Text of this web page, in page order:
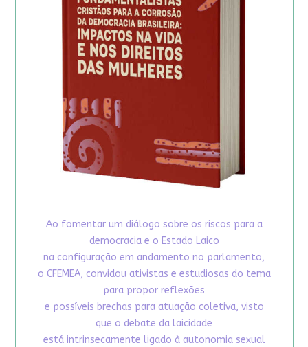
Ao fomentar um diálogo sobre os riscos para a
democracia e o Estado Laico
na configuração em andamento no parlamento,
o CFEMEA, convidou ativistas e estudiosas do tema
para propor reflexões
e possíveis brechas para atuação coletiva, visto
que o debate da laicidade
está intrinsecamente ligado à autonomia sexual